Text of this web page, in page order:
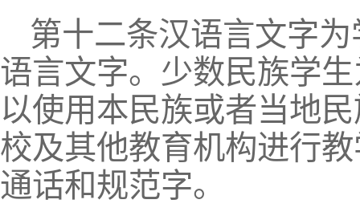
第十二条汉语言文字
语言文字。少数民族学
以使用本民族或者当地
校及其他教育机构进行
通话和规范字。